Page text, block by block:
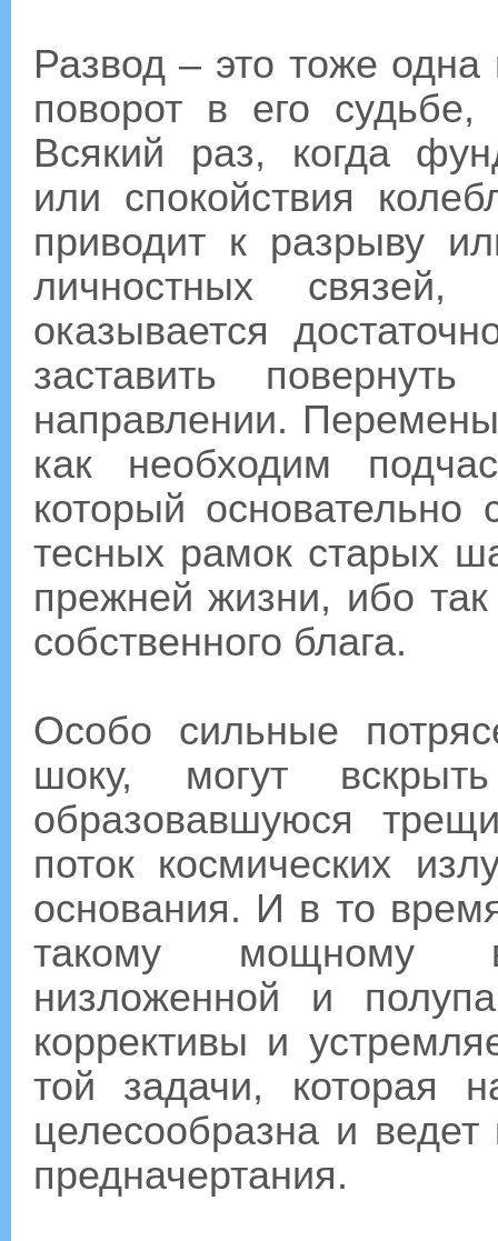
Развод – это тоже
поворот в его
Всякий раз, когда
или спокойствия
приводит к разрыву
личностных
оказывается
заставить
направлении.
как необходим
который основательно
тесных рамок старых
прежней жизни, ибо
собственного блага.
Особо сильные
шоку, могут
образовавшуюся
поток космических
основания. И в то
такому мощному
низложенной и
коррективы и
той задачи, которая
целесообразна и
предначертания.